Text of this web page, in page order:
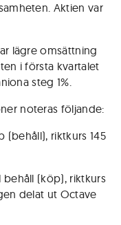
Aktien var
lägre omsättning
i första kvartalet
steg 1%.
noteras följande:
(behåll), riktkurs 145
behåll (köp), riktkurs
delat ut Octave